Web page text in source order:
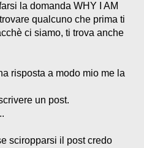
la domanda WHY I AM
qualcuno che prima ti
ci siamo, ti trova anche
risposta a modo mio me la
un post.
sciropparsi il post credo